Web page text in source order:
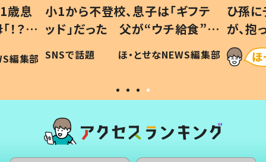
歳息
？」
編集部
小1から不登校、息子は「ギフテ
ッド」だった 父が“ウチ給食”を
作り続ける理由とは #令和の親
#令和の子
SNSで話題 ほ・とせなNEWS編集部
ひ孫
が、
「涙が
い」